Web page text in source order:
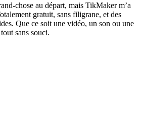
chose au départ, mais TikMaker m’a
gratuit, sans filigrane, et des
Que ce soit une vidéo, un son ou une
sans souci.